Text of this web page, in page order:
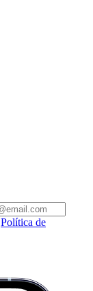
Política de